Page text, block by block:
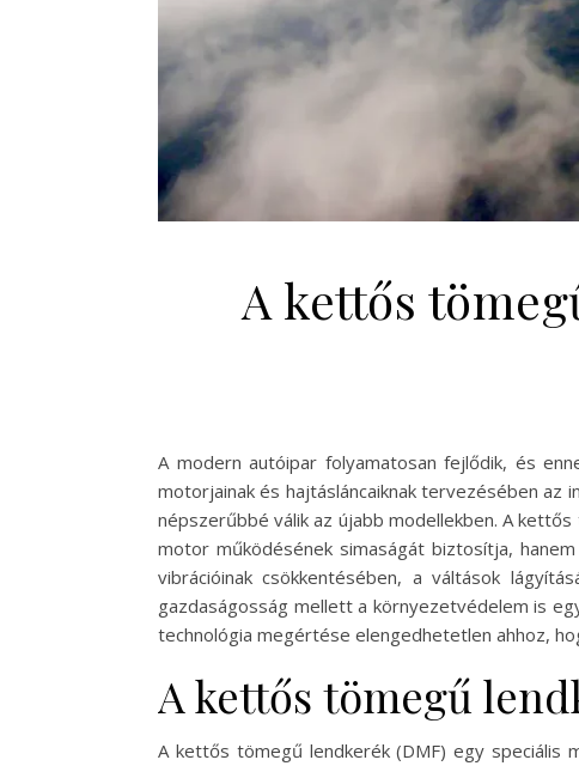
A kettős
A modern autóipar folyamatosan fejlődik, és
motorjainak és hajtásláncaiknak tervezésében az
népszerűbbé válik az újabb modellekben. A
motor működésének simaságát biztosítja,
vibrációinak csökkentésében, a váltások
gazdaságosság mellett a környezetvédelem is
technológia megértése elengedhetetlen ahhoz,
A kettős tömegű
A kettős tömegű lendkerék (DMF) egy speciális